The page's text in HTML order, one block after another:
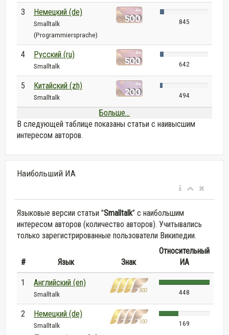
3 Немецкий (de)
Smalltalk
(Programmiersprache)
845
4 Русский (ru)
Smalltalk 642
5 Китайский (zh)
Smalltalk 494
Больше...
В следующей таблице показаны статьи с наивысшим
интересом авторов.
Наибольший ИА
Языковые версии статьи "Smalltalk" с наибольшим
интересом авторов (количество авторов). Учитывались
только зарегистрированные пользователи Википедии.
# Язык Знак
Относительный
ИА
1 Английский (en)
Smalltalk 448
2 Немецкий (de)
Smalltalk
169